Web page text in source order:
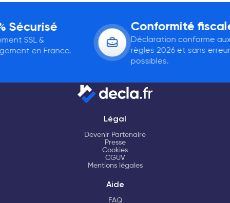
SSL &
en France.
Conformité fiscale
Déclaration conforme aux
règles 2026 et sans erreurs
possibles.
Légal
Devenir Partenaire
Presse
Cookies
CGUV
Mentions légales
Aide
FAQ